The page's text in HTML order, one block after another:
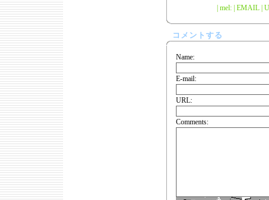
| mel: | EMAIL |
コメントする
Name:
E-mail:
URL:
Comments: